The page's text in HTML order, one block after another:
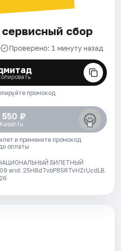
сбор
Проверено: 1 минуту назад
промокод
550 ₽
и примените промокод
оплаты
БИЛЕТНЫЙ
erid: 25H8d7vbP8SRTvHZrUcdLB.